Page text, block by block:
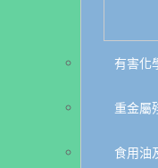
有害化
重金屬
食用油